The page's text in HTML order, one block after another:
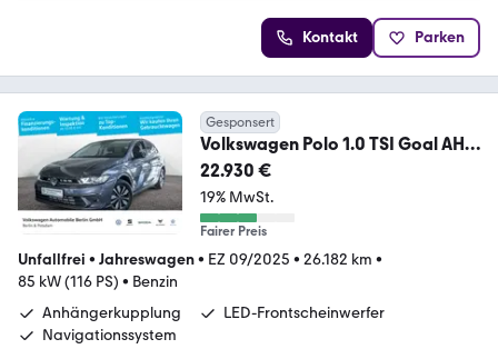
Kontakt Parken
Gesponsert
Volkswagen Polo 1.0 TSI Goal AHK
Kamera LED Navi Sitzhzg.
22.930 €
19% MwSt.
Fairer Preis
Unfallfrei • Jahreswagen• EZ 09/2025 • 26.182 km •
85 kW (116 PS) • Benzin
Anhängerkupplung
LED-Frontscheinwerfer
Navigationssystem